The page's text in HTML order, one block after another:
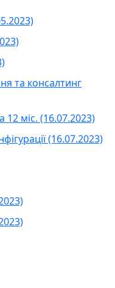
та консалтинг
12 міс. (16.07.2023)
(16.07.2023)